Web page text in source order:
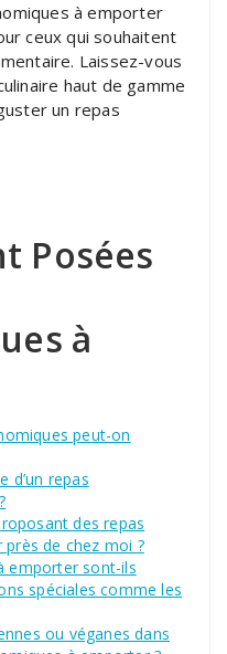
à emporter
ceux qui souhaitent
Laissez-vous
haut de gamme
un repas
Posées
à
peut-on
d’un repas
des repas
de chez moi ?
emporter sont-ils
spéciales comme les
ou véganes dans